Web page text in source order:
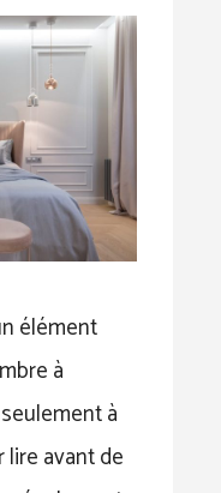
élément
à
à
avant de